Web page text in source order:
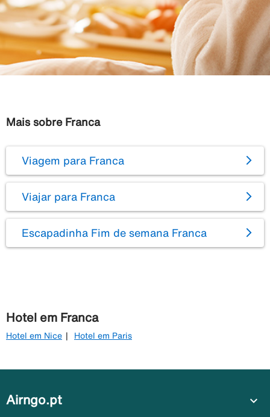
Mais sobre Franca
Viagem para Franca
Viajar para Franca
Escapadinha Fim de semana Franca
Hotel em Franca
Hotel em Nice Hotel em Paris
Airngo.pt expand_more